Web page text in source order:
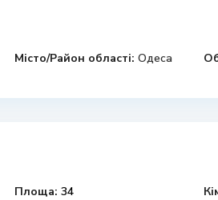
Місто/Район області: Одеса
Площа: 34